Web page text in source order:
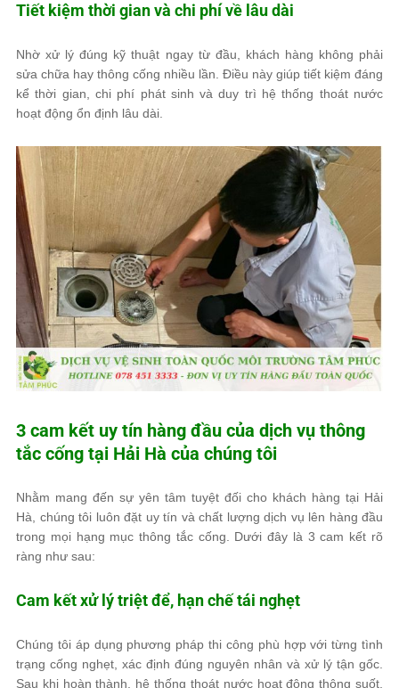
Tiết kiệm thời gian và chi phí về lâu dài
Nhờ xử lý đúng kỹ thuật ngay từ đầu, khách hàng không phải
sửa chữa hay thông cống nhiều lần. Điều này giúp tiết kiệm đáng
kể thời gian, chi phí phát sinh và duy trì hệ thống thoát nước
hoạt động ổn định lâu dài.
3 cam kết uy tín hàng đầu của dịch vụ thông
tắc cống tại Hải Hà của chúng tôi
Nhằm mang đến sự yên tâm tuyệt đối cho khách hàng tại Hải
Hà, chúng tôi luôn đặt uy tín và chất lượng dịch vụ lên hàng đầu
trong mọi hạng mục thông tắc cống. Dưới đây là 3 cam kết rõ
ràng như sau:
Cam kết xử lý triệt để, hạn chế tái nghẹt
Chúng tôi áp dụng phương pháp thi công phù hợp với từng tình
trạng cống nghẹt, xác định đúng nguyên nhân và xử lý tận gốc.
Sau khi hoàn thành, hệ thống thoát nước hoạt động thông suốt,